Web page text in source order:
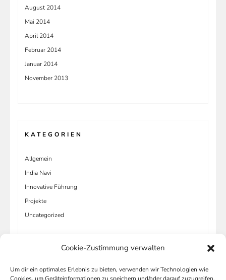
Cookie-Zustimmung verwalten
Um dir ein optimales Erlebnis zu bieten, verwenden wir Technologien wie
August 2014
Mai 2014
April 2014
Februar 2014
Januar 2014
November 2013
KATEGORIEN
Allgemein
India Navi
Innovative Führung
Projekte
Uncategorized
META